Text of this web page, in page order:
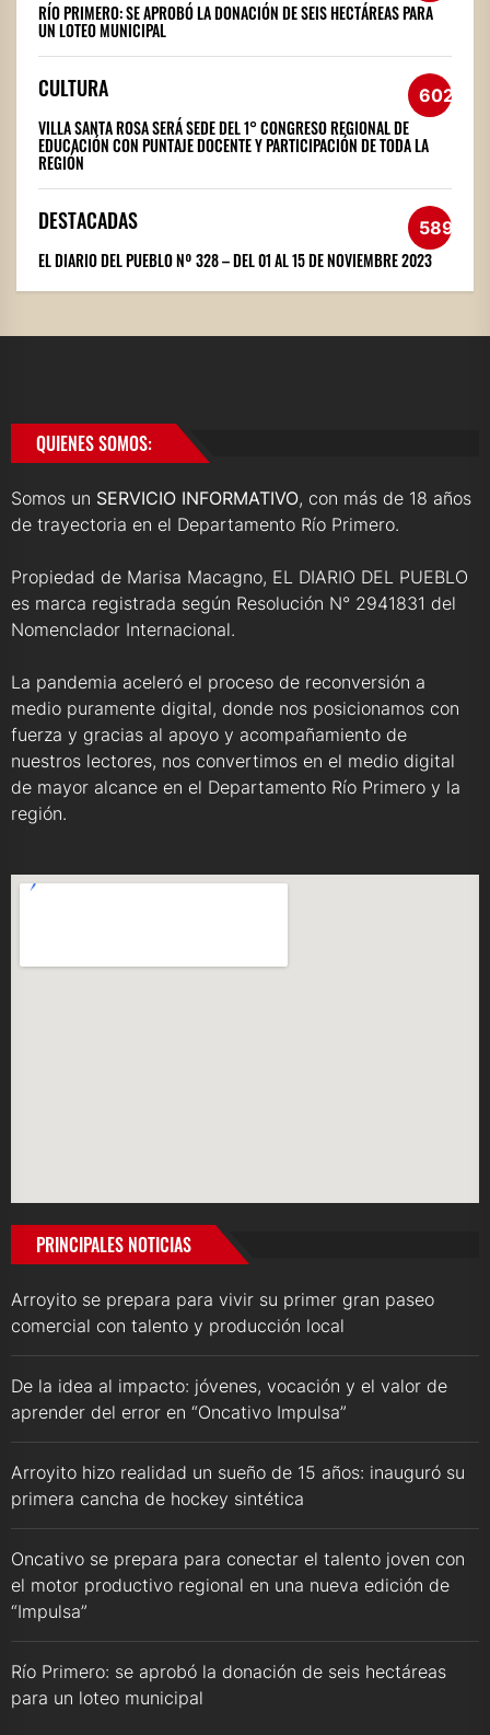
RÍO PRIMERO: SE APROBÓ LA DONACIÓN DE SEIS HECTÁREAS PARA
UN LOTEO MUNICIPAL
CULTURA 602
VILLA SANTA ROSA SERÁ SEDE DEL 1° CONGRESO REGIONAL DE
EDUCACIÓN CON PUNTAJE DOCENTE Y PARTICIPACIÓN DE TODA LA
REGIÓN
DESTACADAS 589
EL DIARIO DEL PUEBLO Nº 328 – DEL 01 AL 15 DE NOVIEMBRE 2023
QUIENES SOMOS:
Somos un SERVICIO INFORMATIVO, con más de 18 años
de trayectoria en el Departamento Río Primero.
Propiedad de Marisa Macagno, EL DIARIO DEL PUEBLO
es marca registrada según Resolución N° 2941831 del
Nomenclador Internacional.
La pandemia aceleró el proceso de reconversión a
medio puramente digital, donde nos posicionamos con
fuerza y gracias al apoyo y acompañamiento de
nuestros lectores, nos convertimos en el medio digital
de mayor alcance en el Departamento Río Primero y la
región.
PRINCIPALES NOTICIAS
Arroyito se prepara para vivir su primer gran paseo
comercial con talento y producción local
De la idea al impacto: jóvenes, vocación y el valor de
aprender del error en “Oncativo Impulsa”
Arroyito hizo realidad un sueño de 15 años: inauguró su
primera cancha de hockey sintética
Oncativo se prepara para conectar el talento joven con
el motor productivo regional en una nueva edición de
“Impulsa”
Río Primero: se aprobó la donación de seis hectáreas
para un loteo municipal